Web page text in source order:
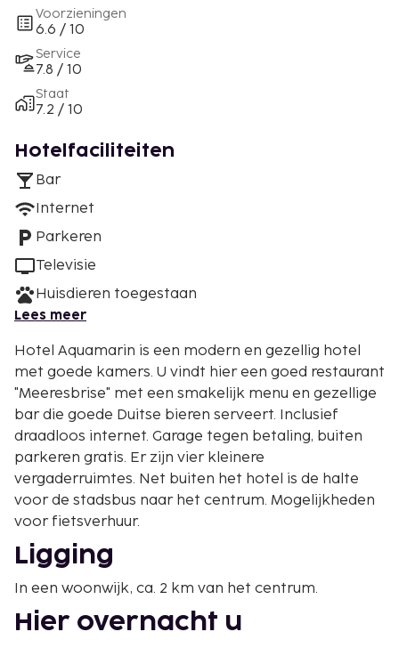
Voorzieningen
6.6 / 10
Service
7.8 / 10
Staat
7.2 / 10
Hotelfaciliteiten
Bar
Internet
Parkeren
Televisie
Huisdieren toegestaan
Lees meer
Hotel Aquamarin is een modern en gezellig hotel
met goede kamers. U vindt hier een goed restaurant
"Meeresbrise" met een smakelijk menu en gezellige
bar die goede Duitse bieren serveert. Inclusief
draadloos internet. Garage tegen betaling, buiten
parkeren gratis. Er zijn vier kleinere
vergaderruimtes. Net buiten het hotel is de halte
voor de stadsbus naar het centrum. Mogelijkheden
voor fietsverhuur.
Ligging
In een woonwijk, ca. 2 km van het centrum.
Hier overnacht u